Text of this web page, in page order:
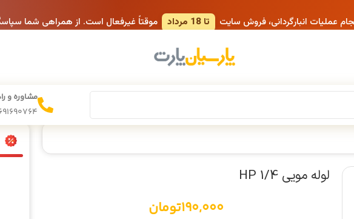
عملیات انبارگردانی، فروش سایت تا 18 مرداد موقتاً غیرفعال است. از همراهی شما
مشاوره و
لوله مویی 1/4 HP
190,000تومان